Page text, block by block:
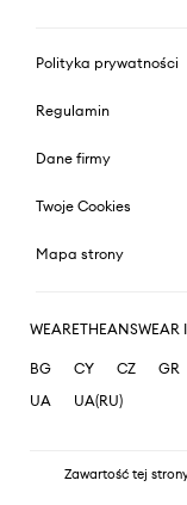
Polityka prywatności
Regulamin
Dane firmy
Twoje Cookies
Mapa strony
WEARETHEANSWEAR
BG CY CZ GR
UA
UA(RU)
Zawartość tej